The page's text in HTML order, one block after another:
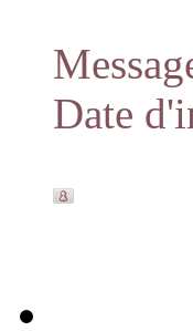
Date